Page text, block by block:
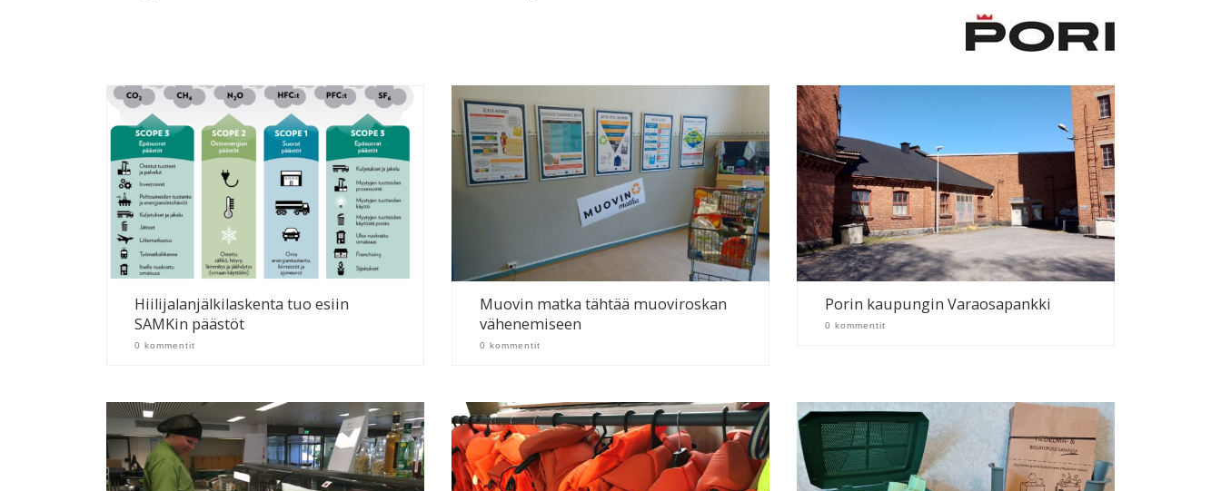
Hiilijalanjälkilaskenta tuo esiin
SAMKin päästöt
0 kommentit
Muovin matka tähtää muoviroskan
vähenemiseen
0 kommentit
Porin kaupungin Varaosapankki
0 kommentit